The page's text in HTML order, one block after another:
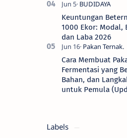
Keuntungan
1000 Ekor: Modal,
dan Laba 2026
Cara Membuat
Fermentasi yang
Bahan, dan
untuk Pemula
Labels